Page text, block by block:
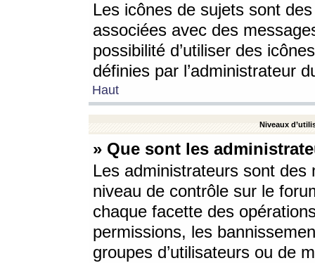
Les icônes de sujets sont
associées avec des
possibilité d’utiliser des
définies par l’administrateur
Haut
Niveaux
» Que sont les
Les administrateurs sont
niveau de contrôle sur le
chaque facette des
permissions, les
groupes d’utilisateurs ou de